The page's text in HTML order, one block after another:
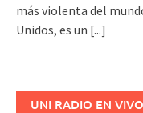
más violenta del
Unidos, es un [...]
UNI RADIO EN VIVO